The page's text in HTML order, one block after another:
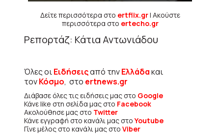
Δείτε περισσότερα στο ertflix.gr| Ακούστε
περισσότερα στο ertecho.gr
Ρεπορτάζ: Κάτια Αντωνιάδου
Όλες οιΕιδήσειςαπό τηνΕλλάδακαι
τονΚόσμο, στο ertnews.gr
Διάβασε όλες τις ειδήσεις μας στο Google
Κάνε like στη σελίδα μας στο Facebook
Ακολούθησε μας στο Twitter
Κάνε εγγραφή στο κανάλι μας στοYoutube
Γίνε μέλος στο κανάλι μας στο Viber